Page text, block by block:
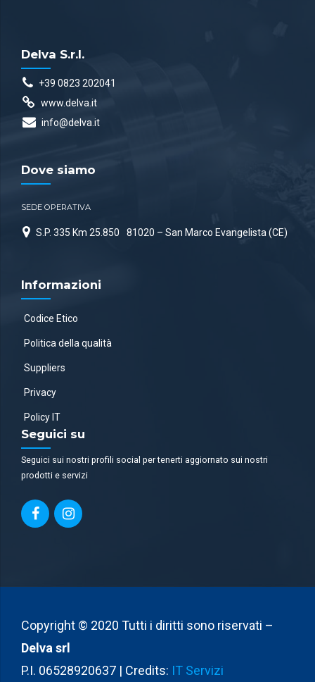
Delva S.r.l.
+39 0823 202041
www.delva.it
info@delva.it
Dove siamo
SEDE OPERATIVA
S.P. 335 Km 25.850 81020 – San Marco Evangelista (CE)
Informazioni
Codice Etico
Politica della qualità
Suppliers
Privacy
Policy IT
Seguici su
Seguici sui nostri profili social per tenerti aggiornato sui nostri
prodotti e servizi
Copyright © 2020 Tutti i diritti sono riservati –
Delva srl
P.I. 06528920637 | Credits: IT Servizi